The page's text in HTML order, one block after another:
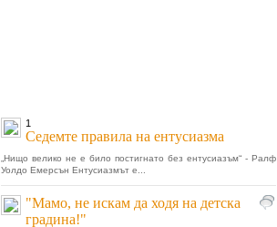
1
Седемте правила на ентусиазма
„Нищо велико не е било постигнато без ентусиазъм“ - Ралф
Уолдо Емерсън Ентусиазмът е...
"Мамо, не искам да ходя на детска
градина!"